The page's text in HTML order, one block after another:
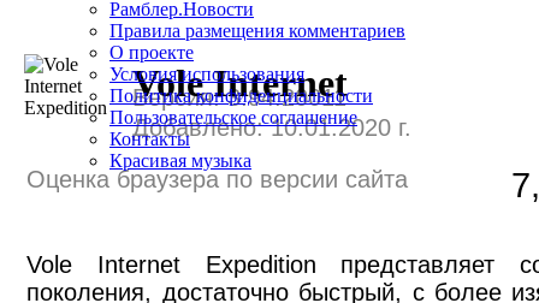
Оценка браузера по версии сайта
Vole Internet Expedition представляет
поколения, достаточно быстрый, с более
Версия: 3.94.20011
Добавлено: 10.01.2020 г.
Vole Internet
Рамблер.Новости
Правила размещения комментариев
О проекте
Условия использования
Политика конфиденциальности
Пользовательское соглашение
Контакты
Красивая музыка